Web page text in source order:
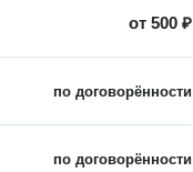
от500 ₽
по договорённости
по договорённости